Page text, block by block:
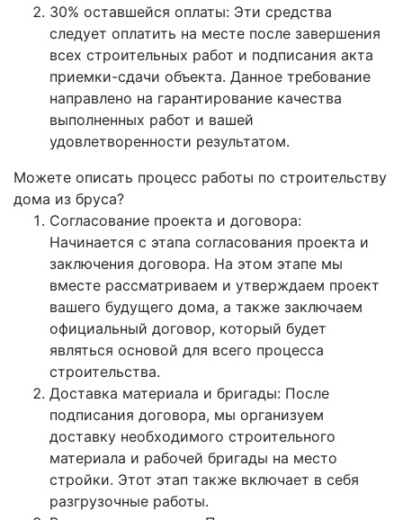
30% оставшейся оплаты: Эти средства
следует оплатить на месте после завершения
всех строительных работ и подписания акта
приемки-сдачи объекта. Данное требование
направлено на гарантирование качества
выполненных работ и вашей
удовлетворенности результатом.
Можете описать процесс работы по строительству
дома из бруса?
Согласование проекта и договора:
Начинается с этапа согласования проекта и
заключения договора. На этом этапе мы
вместе рассматриваем и утверждаем проект
вашего будущего дома, а также заключаем
официальный договор, который будет
являться основой для всего процесса
строительства.
Доставка материала и бригады: После
подписания договора, мы организуем
доставку необходимого строительного
материала и рабочей бригады на место
стройки. Этот этап также включает в себя
разгрузочные работы.